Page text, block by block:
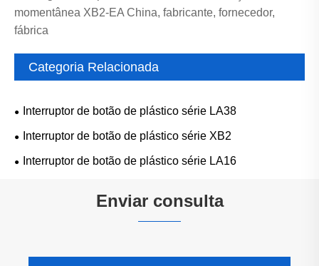
momentânea XB2-EA China, fabricante, fornecedor,
fábrica
Categoria Relacionada
Interruptor de botão de plástico série LA38
Interruptor de botão de plástico série XB2
Interruptor de botão de plástico série LA16
Enviar consulta